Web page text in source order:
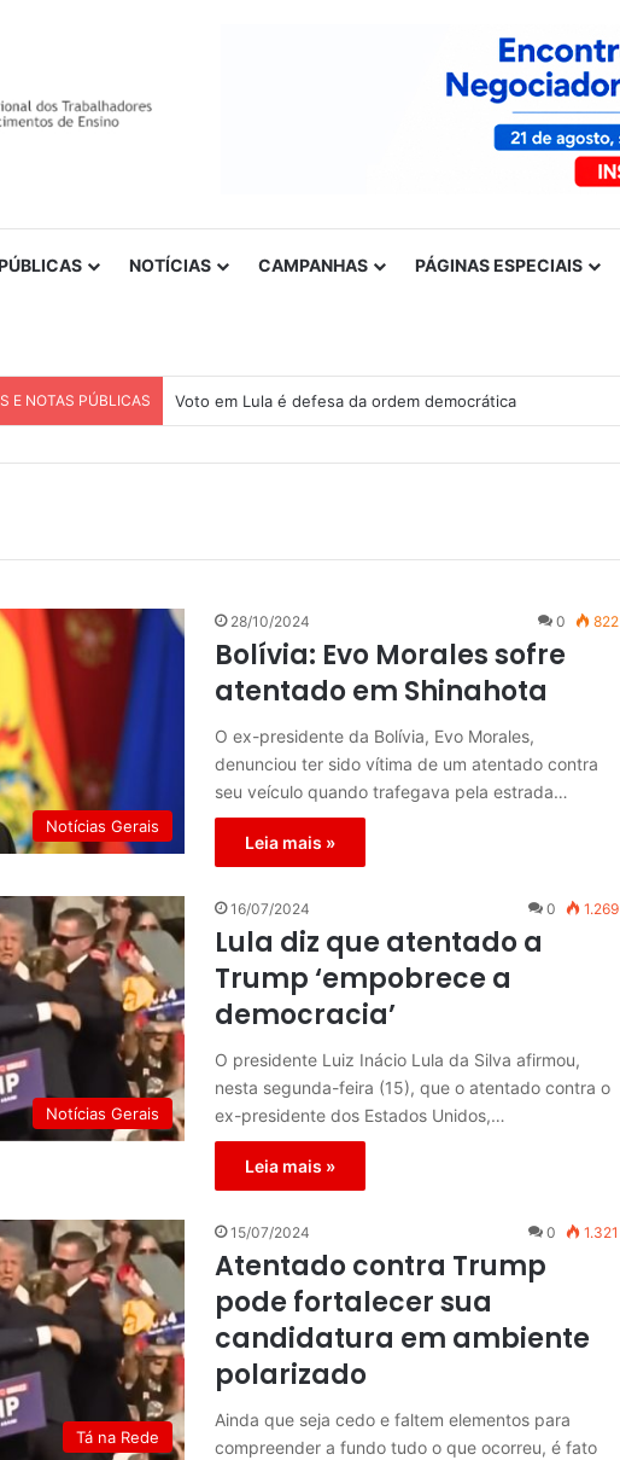
NOTÍCIAS CAMPANHAS PÁGINAS ESPECIAIS
E NOTAS PÚBLICAS Voto em Lula é defesa da ordem democrática
Notícias Gerais
28/10/2024 0 822
Bolívia: Evo Morales sofre
atentado em Shinahota
O ex-presidente da Bolívia, Evo Morales,
denunciou ter sido vítima de um atentado contra
seu veículo quando trafegava pela estrada…
Leia mais »
Notícias Gerais
16/07/2024 0 1.269
Lula diz que atentado a
Trump ‘empobrece a
democracia’
O presidente Luiz Inácio Lula da Silva afirmou,
nesta segunda-feira (15), que o atentado contra o
ex-presidente dos Estados Unidos,…
Leia mais »
Tá na Rede
15/07/2024 0 1.321
Atentado contra Trump
pode fortalecer sua
candidatura em ambiente
polarizado
Ainda que seja cedo e faltem elementos para
compreender a fundo tudo o que ocorreu, é fato